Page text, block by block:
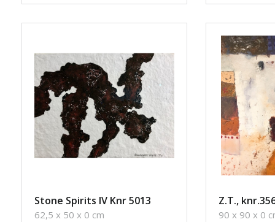
Stone Spirits IV Knr 5013
62,5 x 50 x 0 cm
Z.T.,
90 x 90 x 0